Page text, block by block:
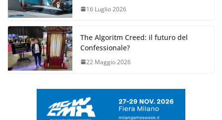
16 Luglio 2026
The Algoritm Creed: il futuro del
Confessionale?
22 Maggio 2026